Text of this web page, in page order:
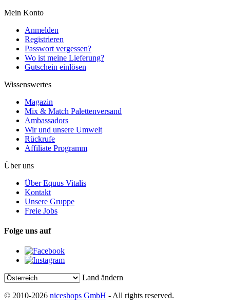
Mein Konto
Anmelden
Registrieren
Passwort vergessen?
Wo ist meine Lieferung?
Gutschein einlösen
Wissenswertes
Magazin
Mix & Match Palettenversand
Ambassadors
Wir und unsere Umwelt
Rückrufe
Affiliate Programm
Über uns
Über Equus Vitalis
Kontakt
Unsere Gruppe
Freie Jobs
Folge uns auf
Land ändern
© 2010-2026 niceshops GmbH - All rights reserved.